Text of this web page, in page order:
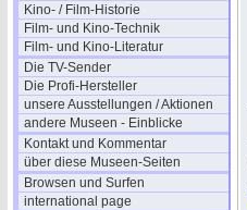
Kino- / Film-Historie
Film- und Kino-Technik
Film- und Kino-Literatur
Die TV-Sender
Die Profi-Hersteller
unsere Ausstellungen / Aktionen
andere Museen - Einblicke
Kontakt und Kommentar
über diese Museen-Seiten
Browsen und Surfen
international page